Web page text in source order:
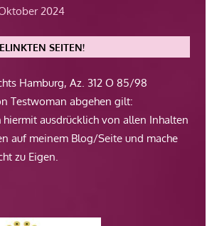
2024
SEITEN!
Hamburg, Az. 312 O 85/98
Testwoman abgehen gilt:
hiermit ausdrücklich von allen Inhalten
auf meinem Blog/Seite und mache
zu Eigen.